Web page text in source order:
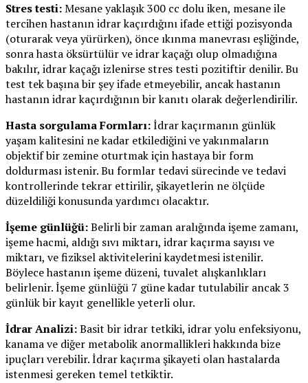
Stres testi:Mesane yaklaşık 300 cc dolu iken, mesane ile
tercihen hastanın idrar kaçırdığını ifade ettiği pozisyonda
(oturarak veya yürürken), önce ıkınma manevrası eşliğinde,
sonra hasta öksürtülür ve idrar kaçağı olup olmadığına
bakılır, idrar kaçağı izlenirse stres testi pozitiftir denilir. Bu
test tek başına bir şey ifade etmeyebilir, ancak hastanın
hastanın idrar kaçırdığının bir kanıtı olarak değerlendirilir.
Hasta sorgulama Formları:İdrar kaçırmanın günlük
yaşam kalitesini ne kadar etkilediğini ve yakınmaların
objektif bir zemine oturtmak için hastaya bir form
doldurması istenir. Bu formlar tedavi sürecinde ve tedavi
kontrollerinde tekrar ettirilir, şikayetlerin ne ölçüde
düzeldiliği konusunda yardımcı olacaktır.
İşeme günlüğü:Belirli bir zaman aralığında işeme zamanı,
işeme hacmi, aldığı sıvı miktarı, idrar kaçırma sayısı ve
miktarı, ve fiziksel aktivitelerini kaydetmesi istenilir.
Böylece hastanın işeme düzeni, tuvalet alışkanlıkları
belirlenir. İşeme günlüğü 7 güne kadar tutulabilir ancak 3
günlük bir kayıt genellikle yeterli olur.
İdrar Analizi:Basit bir idrar tetkiki, idrar yolu enfeksiyonu,
kanama ve diğer metabolik anormallikleri hakkında bize
ipuçları verebilir. İdrar kaçırma şikayeti olan hastalarda
istenmesi gereken temel tetkiktir.